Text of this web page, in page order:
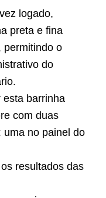
logado,
preta e fina
permitindo o
do
esta barrinha
com duas
uma no painel do
resultados das